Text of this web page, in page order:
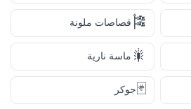
🎏 قصاصات ملونة
🎇 ماسة نارية
🃏جوكر